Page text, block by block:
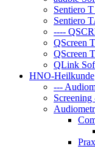
Sentiero
Sentiero
----
QScreen T
QScreen
QLink
HNO-Heilkunde
---